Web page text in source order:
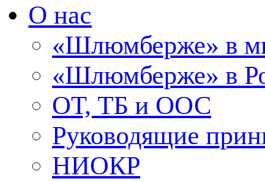
О нас
«Шлюмберже» в
«Шлюмберже» в
ОТ, ТБ и ООС
Руководящие
НИОКР